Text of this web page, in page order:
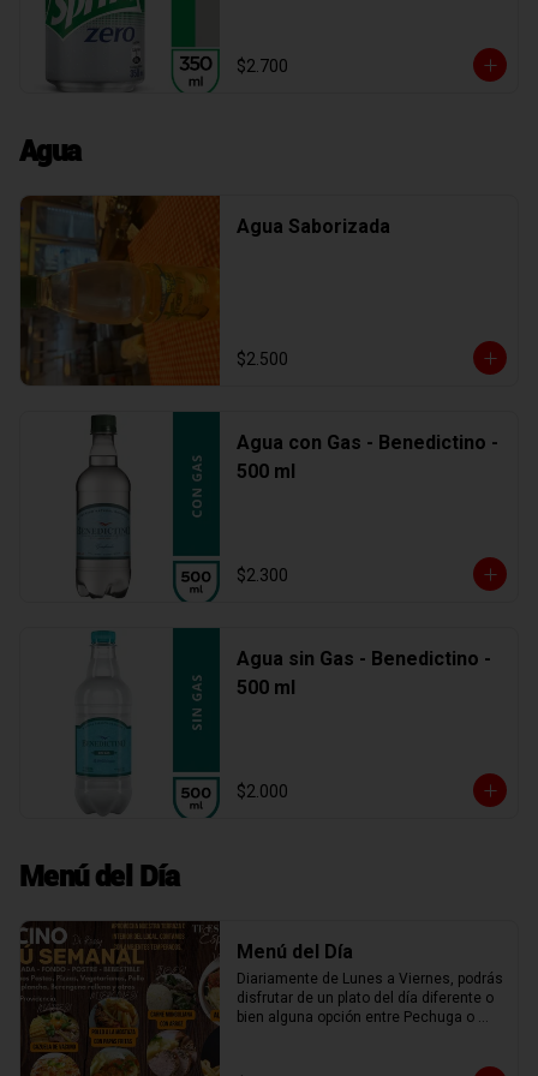
$2.700
Agua
Agua Saborizada
$2.500
Agua con Gas - Benedictino -
500 ml
$2.300
Agua sin Gas - Benedictino -
500 ml
$2.000
Menú del Día
Menú del Día
Diariamente de Lunes a Viernes, podrás
disfrutar de un plato del día diferente o
bien alguna opción entre Pechuga o